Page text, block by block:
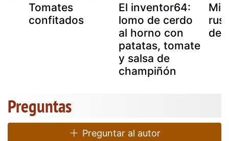
Tomates
confitados
El inventor64:
lomo de cerdo
al horno con
patatas, tomate
y salsa de
champiñón
de
Preguntas
Preguntar al autor